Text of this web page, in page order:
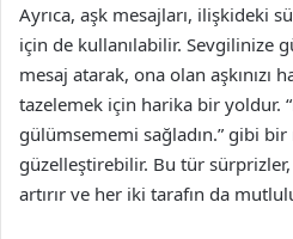
Ayrıca, aşk mesajları, ilişkideki
için de kullanılabilir. Sevgilinize
mesaj atarak, ona olan aşkınızı
tazelemek için harika bir yoldur.
gülümsememi sağladın.” gibi
güzelleştirebilir. Bu tür
artırır ve her iki tarafın da